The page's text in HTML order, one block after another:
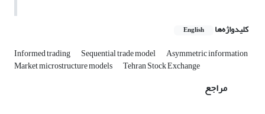
کلیدواژه‌ها English
Informed trading Sequential trade model Asymmetric information
Market microstructure models Tehran Stock Exchange
مراجع